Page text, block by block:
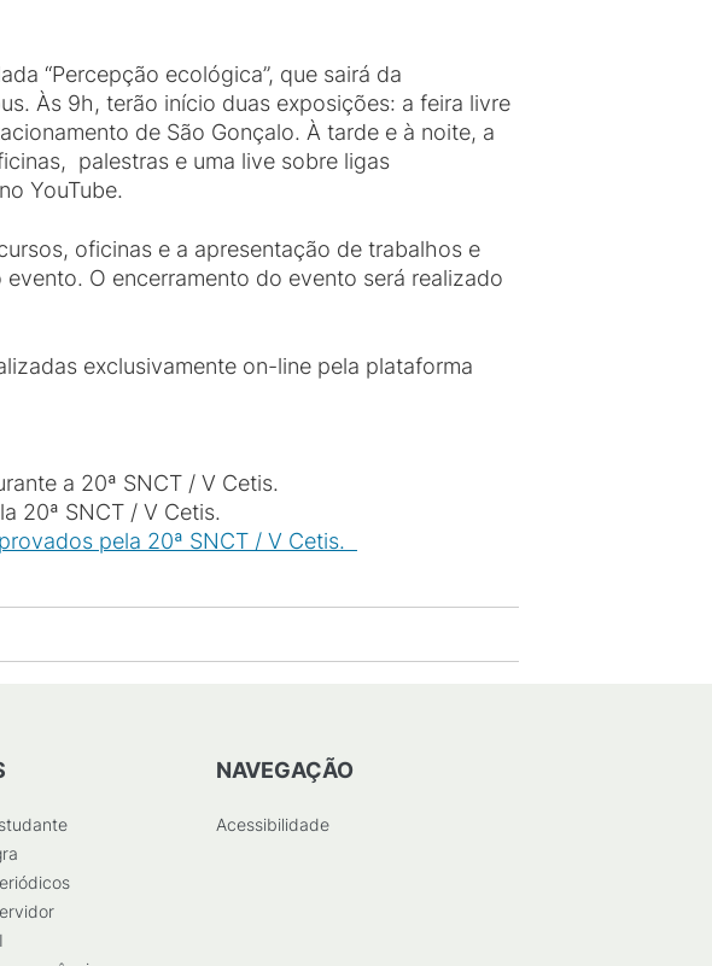
“Percepção ecológica”, que sairá da
Às 9h, terão início duas exposições: a feira livre
de São Gonçalo. À tarde e à noite, a
palestras e uma live sobre ligas
YouTube.
oficinas e a apresentação de trabalhos e
O encerramento do evento será realizado
exclusivamente on-line pela plataforma
a 20ª SNCT / V Cetis.
20ª SNCT / V Cetis.
pela 20ª SNCT / V Cetis.
NAVEGAÇÃO
Acessibilidade